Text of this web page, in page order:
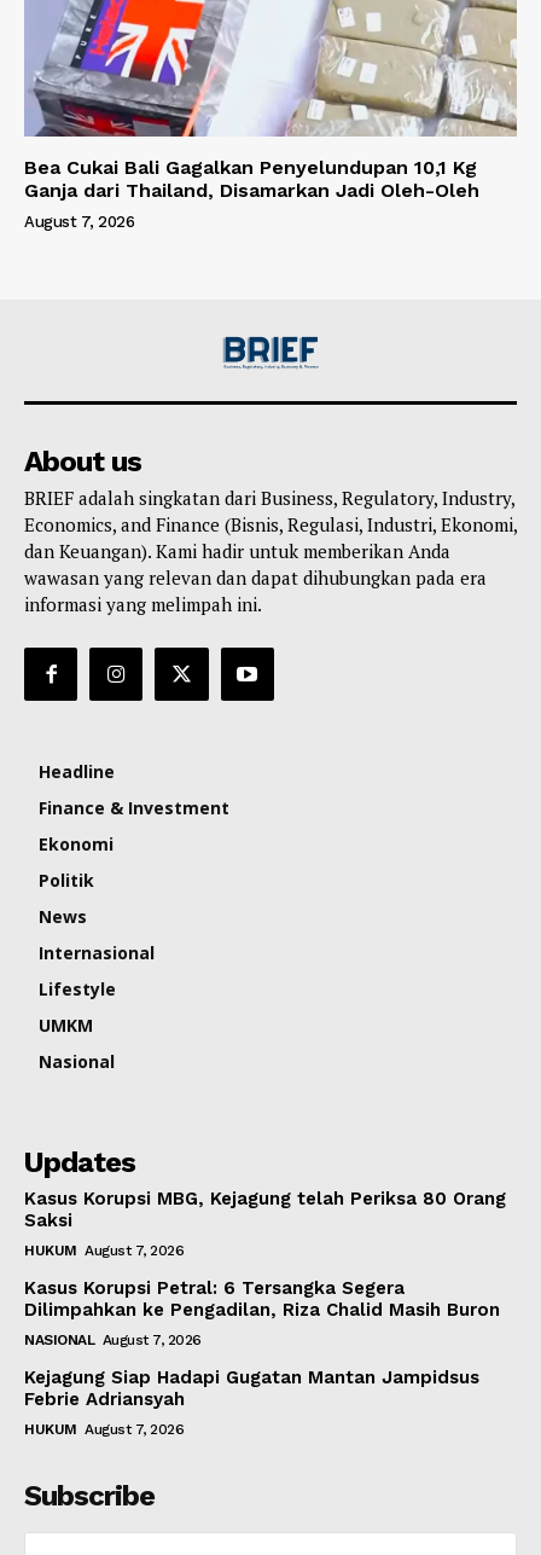
Bea Cukai Bali Gagalkan Penyelundupan 10,1 Kg
Ganja dari Thailand, Disamarkan Jadi Oleh-Oleh
August 7, 2026
About us
BRIEF adalah singkatan dari Business, Regulatory, Industry,
Economics, and Finance (Bisnis, Regulasi, Industri, Ekonomi,
dan Keuangan). Kami hadir untuk memberikan Anda
wawasan yang relevan dan dapat dihubungkan pada era
informasi yang melimpah ini.
Headline
Finance & Investment
Ekonomi
Politik
News
Internasional
Lifestyle
UMKM
Nasional
Updates
Kasus Korupsi MBG, Kejagung telah Periksa 80 Orang
Saksi
HUKUM August 7, 2026
Kasus Korupsi Petral: 6 Tersangka Segera
Dilimpahkan ke Pengadilan, Riza Chalid Masih Buron
NASIONAL August 7, 2026
Kejagung Siap Hadapi Gugatan Mantan Jampidsus
Febrie Adriansyah
HUKUM August 7, 2026
Subscribe